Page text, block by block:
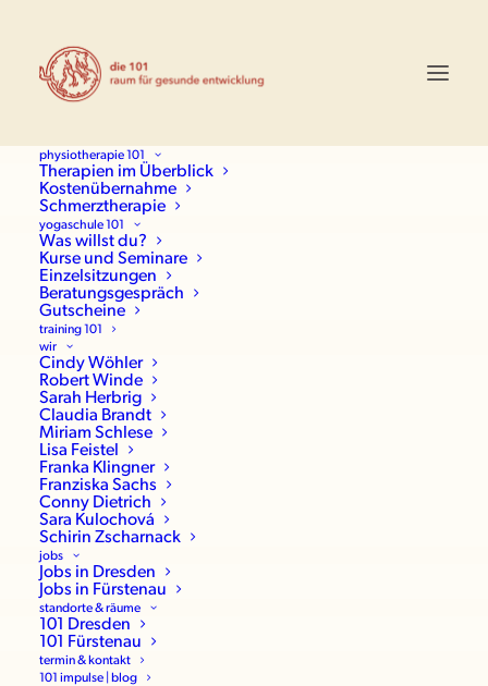
physiotherapie 101
Therapien im Überblick
Kostenübernahme
Schmerztherapie
yogaschule 101
Was willst du?
Kurse und Seminare
Einzelsitzungen
Beratungsgespräch
Gutscheine
training 101
wir
Cindy Wöhler
Robert Winde
Sarah Herbrig
Claudia Brandt
Miriam Schlese
Lisa Feistel
Franka Klingner
Franziska Sachs
Conny Dietrich
Sara Kulochová
Schirin Zscharnack
jobs
Jobs in Dresden
Jobs in Fürstenau
standorte & räume
101 Dresden
101 Fürstenau
termin & kontakt
101 impulse | blog